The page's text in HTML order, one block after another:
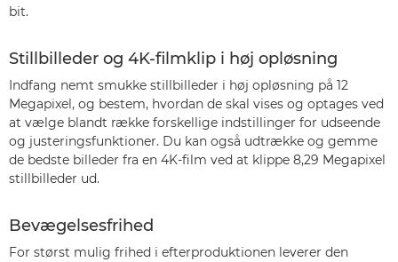
bit.
Stillbilleder og 4K-filmklip i høj opløsning
Indfang nemt smukke stillbilleder i høj opløsning på 12
Megapixel, og bestem, hvordan de skal vises og optages ved
at vælge blandt række forskellige indstillinger for udseende
og justeringsfunktioner. Du kan også udtrække og gemme
de bedste billeder fra en 4K-film ved at klippe 8,29 Megapixel
stillbilleder ud.
Bevægelsesfrihed
For størst mulig frihed i efterproduktionen leverer den